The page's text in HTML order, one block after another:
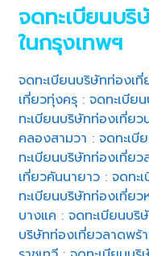
จดทะเบียนบ
ในกรุงเทพฯ
จดทะเบียนบริษัทท่องเ
เที่ยวทุ่งครุ :จดทะเบีย
ทะเบียนบริษัทท่องเที่ยว
คลองสามวา :จดทะเบี
ทะเบียนบริษัทท่องเที่ยว
เที่ยวคันนายาว :จดทะ
ทะเบียนบริษัทท่องเที่ย
บางแค :จดทะเบียนบ
บริษัทท่องเที่ยวลาดพร้